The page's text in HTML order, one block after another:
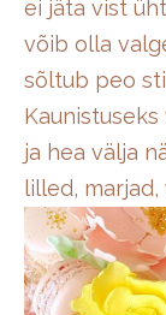
ei jäta vist
võib olla
sõltub peo
ja hea välja
lilled, marjad,